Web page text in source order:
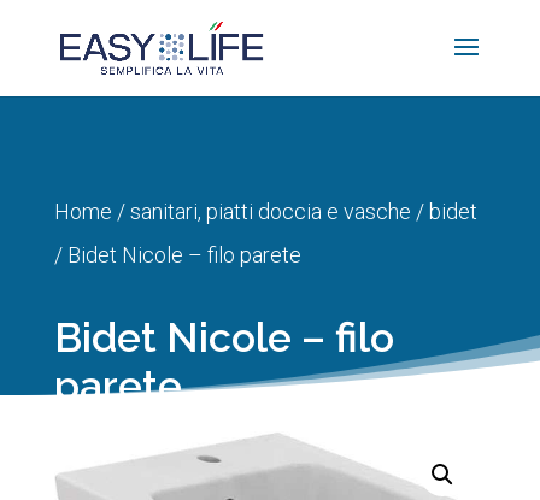
Home /sanitari, piatti doccia e vasche / bidet
/ Bidet Nicole – filo parete
Bidet Nicole – filo
parete